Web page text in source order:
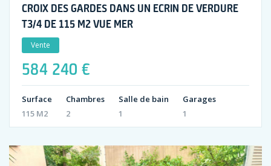
CROIX DES GARDES DANS UN ECRIN DE VERDURE
T3/4 DE 115 M2 VUE MER
Vente
584 240 €
Surface
115 M2
Chambres
2
Salle de bain
1
Garages
1